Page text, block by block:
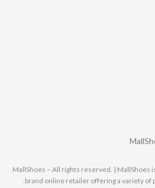
© 2025 MallShoes – All rights reserved. |
brand online retailer offering a variety of